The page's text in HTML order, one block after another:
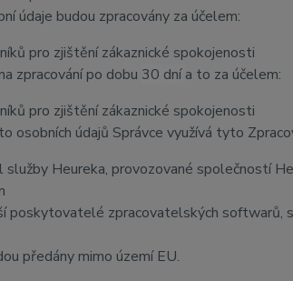
údaje budou zpracovány za účelem:
pro zjištění zákaznické spokojenosti
zpracování po dobu 30 dnía to za účelem:
pro zjištění zákaznické spokojenosti
osobních údajů Správce využívá tyto
Heureka, provozované společností
poskytovatelé zpracovatelských softwarů,
předány mimo území EU.